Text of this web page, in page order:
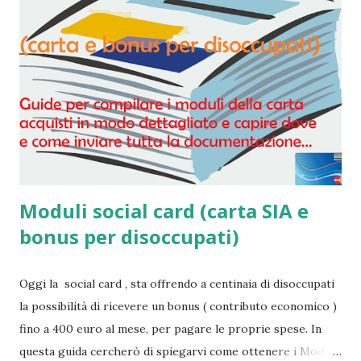
Moduli social card (carta SIA e
bonus per disoccupati)
Oggi la social card , sta offrendo a centinaia di disoccupati
la possibilità di ricevere un bonus ( contributo economico )
fino a 400 euro al mese, per pagare le proprie spese. In
questa guida cercherò di spiegarvi come ottenere i Moduli